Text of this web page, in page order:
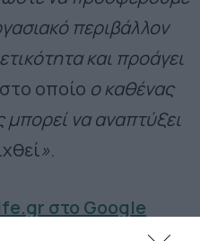
περιβάλλον
και προάγει
στο οποίο ο καθένας
μπορεί να αναπτύξει
».
στο Google